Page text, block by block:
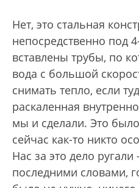
Нет, это стальная
непосредственно под
вставлены трубы, по
вода с большой
снимать тепло, если
раскаленная
мы и сделали. Это
сейчас как-то никто
Нас за это дело
последними словами,